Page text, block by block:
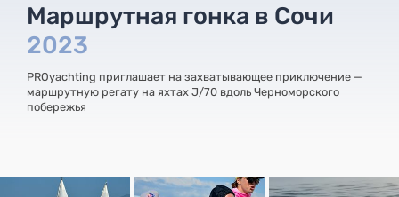
Маршрутная гонка в Сочи
2023
PROyachting приглашает на захватывающее приключение —
маршрутную регату на яхтах J/70 вдоль Черноморского
побережья